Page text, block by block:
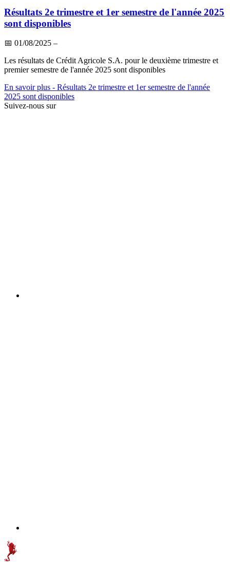
Résultats 2e trimestre et 1er semestre de l'année 2025
sont disponibles
📅 01/08/2025 –
Les résultats de Crédit Agricole S.A. pour le deuxième trimestre et
premier semestre de l'année 2025 sont disponibles
En savoir plus - Résultats 2e trimestre et 1er semestre de l'année
2025 sont disponibles
Suivez-nous sur